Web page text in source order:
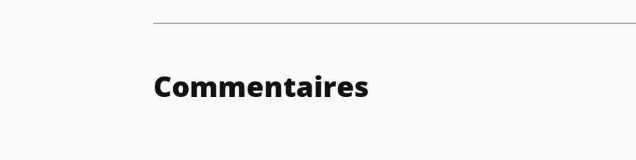
Commentaires